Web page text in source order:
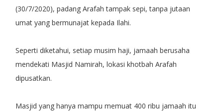
(30/7/2020), padang Arafah tampak sepi, tanpa jutaan
umat yang bermunajat kepada Ilahi.
Seperti diketahui, setiap musim haji, jamaah berusaha
mendekati Masjid Namirah, lokasi khotbah Arafah
dipusatkan.
Masjid yang hanya mampu memuat 400 ribu jamaah itu